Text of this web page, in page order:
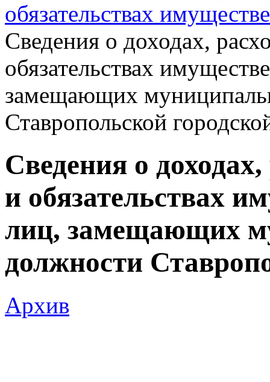
обязательствах
Сведения о доходах,
обязательствах
замещающих
Ставропольской
Сведения о
и обязательствах
лиц, замещающих
должности
Архив